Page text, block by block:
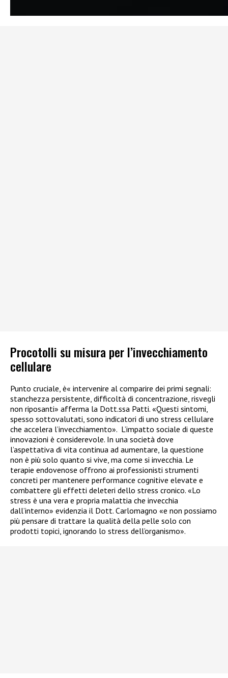
Procotolli su misura per l’invecchiamento
cellulare
Punto cruciale, è« intervenire al comparire dei primi segnali:
stanchezza persistente, difficoltà di concentrazione, risvegli
non riposanti» afferma la Dott.ssa Patti. «Questi sintomi,
spesso sottovalutati, sono indicatori di uno stress cellulare
che accelera l’invecchiamento». L’impatto sociale di queste
innovazioni è considerevole. In una società dove
l’aspettativa di vita continua ad aumentare, la questione
non è più solo quanto si vive, ma come si invecchia. Le
terapie endovenose offrono ai professionisti strumenti
concreti per mantenere performance cognitive elevate e
combattere gli effetti deleteri dello stress cronico. «Lo
stress è una vera e propria malattia che invecchia
dall’interno» evidenzia il Dott. Carlomagno «e non possiamo
più pensare di trattare la qualità della pelle solo con
prodotti topici, ignorando lo stress dell’organismo».